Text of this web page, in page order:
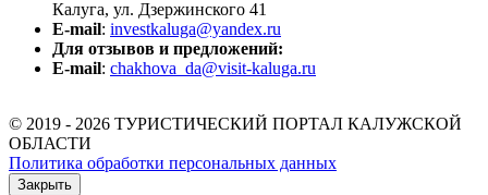
Калуга, ул. Дзержинского 41
E-mail: investkaluga@yandex.ru
Для отзывов и предложений:
E-mail: chakhova_da@visit-kaluga.ru
© 2019 - 2026 ТУРИСТИЧЕСКИЙ ПОРТАЛ КАЛУЖСКОЙ
ОБЛАСТИ
Политика обработки персональных данных
Закрыть